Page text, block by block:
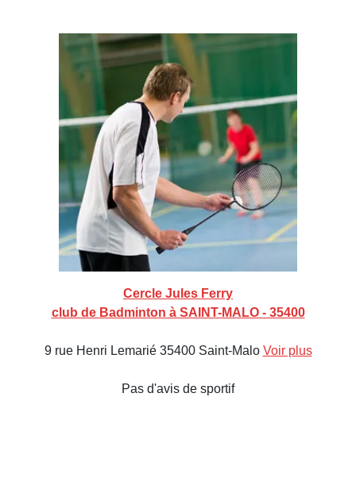
Cercle Jules Ferry
club de Badminton à SAINT-MALO - 35400
9 rue Henri Lemarié 35400 Saint-Malo Voir plus
Pas d'avis de sportif